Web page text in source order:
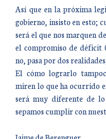
Así que en la próxima
gobierno, insisto en esto;
será el que nos marquen
el compromiso de déficit
no, pasa por dos
El cómo lograrlo
miren lo que ha ocurrido
será muy diferente de
sepamos cumplir con